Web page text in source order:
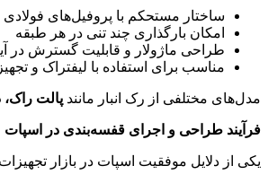
ساختار مستحکم با پروفیل‌های
امکان بارگذاری چند تنی در هر طبقه
طراحی ماژولار و قابلیت گسترش در
مناسب برای استفاده با لیفتراک و
مدل‌های مختلفی از رک انبار مانند پالت راک،
فرآیند طراحی و اجرای قفسه‌بندی در اسپات
یکی از دلایل موفقیت اسپات در بازار